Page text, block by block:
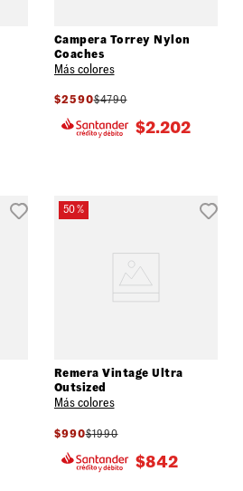
Campera Torrey Nylon
Coaches
Más colores
$2590$4790
$2.202
50 %
Remera Vintage Ultra
Outsized
Más colores
$990$1990
$842